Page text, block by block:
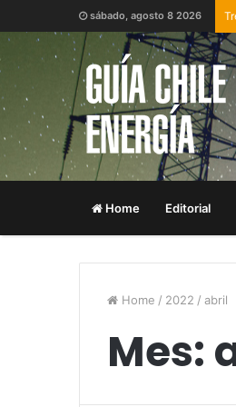
sábado, agosto 8 2026
Home Editorial
Home / 2022 / abril
Mes: